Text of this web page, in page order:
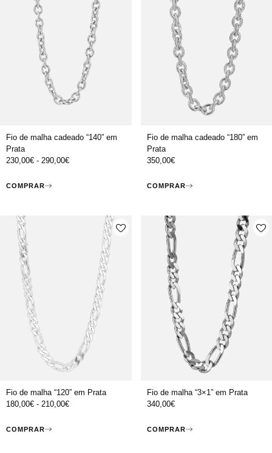
Fio de malha cadeado “140” em
Prata
230,00€ - 290,00€
COMPRAR
Fio de malha cadeado “180” em
Prata
350,00€
COMPRAR
Fio de malha “120” em Prata
180,00€ - 210,00€
COMPRAR
Fio de malha “3×1” em Prata
340,00€
COMPRAR